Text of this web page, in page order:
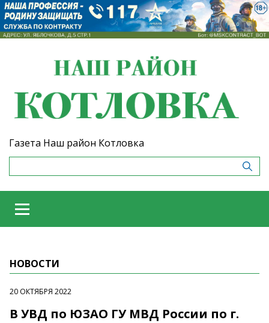
Газета Наш район Котловка
НОВОСТИ
20 ОКТЯБРЯ 2022
В УВД по ЮЗАО ГУ МВД России по г.